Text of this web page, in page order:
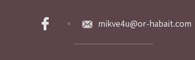
mikve4u@or-habait.com